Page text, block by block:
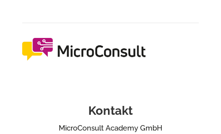
Kontakt
MicroConsult Academy GmbH